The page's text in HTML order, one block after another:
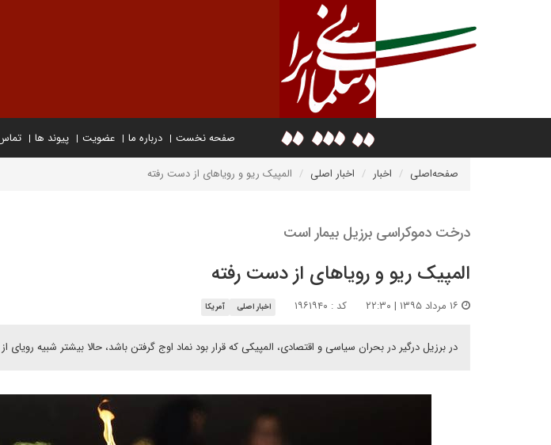
صفحه نخست درباره ما عضویت پیوند ها
صفحه‌اصلی اخبار اخبار اصلی المپیک ریو و رویاهای از دست رفته
درخت دموکراسی برزیل بیمار است
المپیک ریو و رویاهای از دست رفته
کد : ۱۹۶۱۹۴۰ اخبار اصلی آمریکا
در برزیل درگیر در بحران سیاسی و اقتصادی، المپیکی که قرار بود نماد اوج گرفتن باشد، حالا بیشتر شبیه